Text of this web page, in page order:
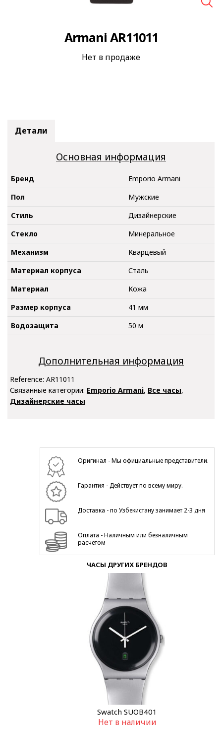
Armani AR11011
Нет в продаже
Детали
Основная информация
Бренд
Emporio Armani
Пол
Мужские
Стиль
Дизайнерские
Стекло
Минеральное
Механизм
Кварцевый
Материал корпуса
Сталь
Материал
Кожа
Размер корпуса
41 мм
Водозащита
50 м
Дополнительная информация
Reference: AR11011
Связанные категории: Emporio Armani, Все часы,
Дизайнерские часы
Оригинал - Мы официальные представители.
Гарантия - Действует по всему миру.
Доставка - по Узбекистану занимает 2-3 дня
Оплата - Наличным или безналичным
расчетом
ЧАСЫ ДРУГИХ БРЕНДОВ
Swatch SUOB401
Нет в наличии